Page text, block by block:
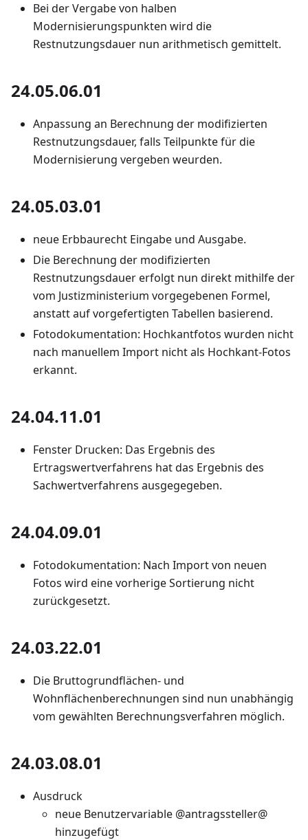
Bei der Vergabe von halben
Modernisierungspunkten wird die
Restnutzungsdauer nun arithmetisch gemittelt.
24.05.06.01
Anpassung an Berechnung der modifizierten
Restnutzungsdauer, falls Teilpunkte für die
Modernisierung vergeben weurden.
24.05.03.01
neue Erbbaurecht Eingabe und Ausgabe.
Die Berechnung der modifizierten
Restnutzungsdauer erfolgt nun direkt mithilfe der
vom Justizministerium vorgegebenen Formel,
anstatt auf vorgefertigten Tabellen basierend.
Fotodokumentation: Hochkantfotos wurden nicht
nach manuellem Import nicht als Hochkant-Fotos
erkannt.
24.04.11.01
Fenster Drucken: Das Ergebnis des
Ertragswertverfahrens hat das Ergebnis des
Sachwertverfahrens ausgegegeben.
24.04.09.01
Fotodokumentation: Nach Import von neuen
Fotos wird eine vorherige Sortierung nicht
zurückgesetzt.
24.03.22.01
Die Bruttogrundflächen- und
Wohnflächenberechnungen sind nun unabhängig
vom gewählten Berechnungsverfahren möglich.
24.03.08.01
Ausdruck
neue Benutzervariable @antragssteller@
hinzugefügt